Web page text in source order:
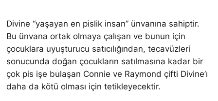
Divine “yaşayan en pislik insan” ünvanına sahiptir.
Bu ünvana ortak olmaya çalışan ve bunun için
çocuklara uyuşturucu satıcılığından, tecavüzleri
sonucunda doğan çocukların satılmasına kadar bir
çok pis işe bulaşan Connie ve Raymond çifti Divine’ı
daha da kötü olması için tetikleyecektir.